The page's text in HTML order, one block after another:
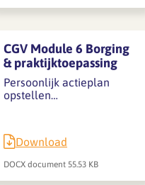
CGV Module 6 Borging
& praktijktoepassing
Persoonlijk actieplan
opstellen…
Download
DOCX document 55.53 KB